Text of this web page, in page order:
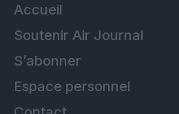
Accueil
Soutenir Air Journal
S’abonner
Espace personnel